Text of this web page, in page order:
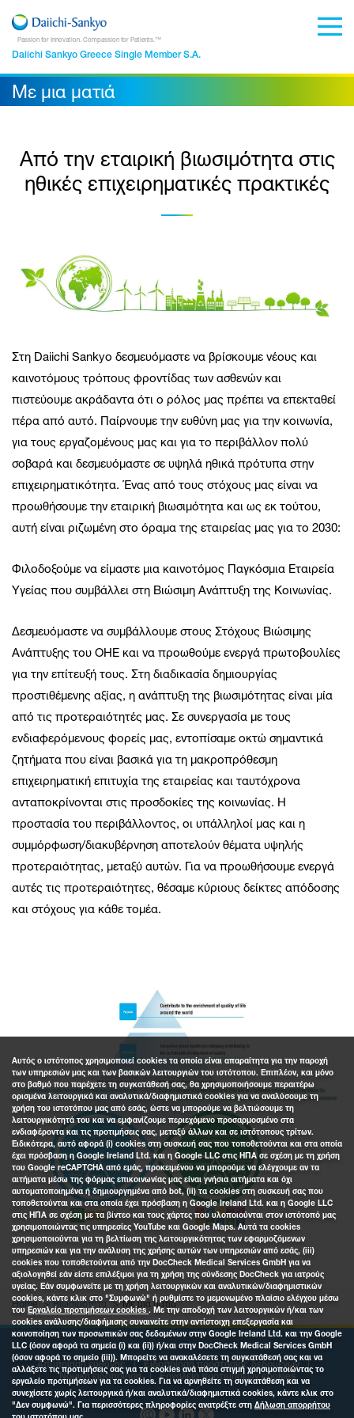
Passion for Innovation. Compassion for Patients.™
Daiichi Sankyo Greece Single Member S.A.
Με μια ματιά
Από την εταιρική βιωσιμότητα στις
ηθικές επιχειρηματικές πρακτικές
Στη Daiichi Sankyo δεσμευόμαστε να βρίσκουμε νέους και
καινοτόμους τρόπους φροντίδας των ασθενών και
πιστεύουμε ακράδαντα ότι ο ρόλος μας πρέπει να επεκταθεί
πέρα από αυτό. Παίρνουμε την ευθύνη μας για την κοινωνία,
για τους εργαζομένους μας και για το περιβάλλον πολύ
σοβαρά και δεσμευόμαστε σε υψηλά ηθικά πρότυπα στην
επιχειρηματικότητα. Ένας από τους στόχους μας είναι να
προωθήσουμε την εταιρική βιωσιμότητα και ως εκ τούτου,
αυτή είναι ριζωμένη στο όραμα της εταιρείας μας για το 2030:
Φιλοδοξούμε να είμαστε μια καινοτόμος Παγκόσμια Εταιρεία
Υγείας που συμβάλλει στη Βιώσιμη Ανάπτυξη της Κοινωνίας.
Δεσμευόμαστε να συμβάλλουμε στους Στόχους Βιώσιμης
Ανάπτυξης του ΟΗΕ και να προωθούμε ενεργά πρωτοβουλίες
για την επίτευξή τους. Στη διαδικασία δημιουργίας
προστιθέμενης αξίας, η ανάπτυξη της βιωσιμότητας είναι μία
από τις προτεραιότητές μας. Σε συνεργασία με τους
ενδιαφερόμενους φορείς μας, εντοπίσαμε οκτώ σημαντικά
ζητήματα που είναι βασικά για τη μακροπρόθεσμη
επιχειρηματική επιτυχία της εταιρείας και ταυτόχρονα
ανταποκρίνονται στις προσδοκίες της κοινωνίας. Η
προστασία του περιβάλλοντος, οι υπάλληλοί μας και η
συμμόρφωση/διακυβέρνηση αποτελούν θέματα υψηλής
προτεραιότητας, μεταξύ αυτών. Για να προωθήσουμε ενεργά
αυτές τις προτεραιότητες, θέσαμε κύριους δείκτες απόδοσης
και στόχους για κάθε τομέα.
Home Βιωσιμότητα Με μια ματιά
Αποποίηση ευθύνης
Ειδοποίηση προστασίας δεδομένων
Νομική ειδοποίηση
Εργαλείο προτιμήσεων cookies
Αυτός ο ιστότοπος χρησιμοποιεί cookies τα οποία είναι απαραίτητα για την παροχή
των υπηρεσιών μας και των βασικών λειτουργιών του ιστότοπου. Επιπλέον, και μόνο
στο βαθμό που παρέχετε τη συγκατάθεσή σας, θα χρησιμοποιήσουμε περαιτέρω
ορισμένα λειτουργικά και αναλυτικά/διαφημιστικά cookies για να αναλύσουμε τη
χρήση του ιστοτόπου μας από εσάς, ώστε να μπορούμε να βελτιώσουμε τη
λειτουργικότητά του και να εμφανίζουμε περιεχόμενο προσαρμοσμένο στα
ενδιαφέροντα και τις προτιμήσεις σας, μεταξύ άλλων και σε ιστότοπους τρίτων.
Ειδικότερα, αυτό αφορά (i) cookies στη συσκευή σας που τοποθετούνται και στα οποία
έχει πρόσβαση η Google Ireland Ltd. και η Google LLC στις ΗΠΑ σε σχέση με τη χρήση
του Google reCAPTCHA από εμάς, προκειμένου να μπορούμε να ελέγχουμε αν τα
αιτήματα μέσω της φόρμας επικοινωνίας μας είναι γνήσια αιτήματα και όχι
αυτοματοποιημένα ή δημιουργημένα από bot, (ii) τα cookies στη συσκευή σας που
τοποθετούνται και στα οποία έχει πρόσβαση η Google Ireland Ltd. και η Google LLC
στις ΗΠΑ σε σχέση με τα βίντεο και τους χάρτες που υλοποιούνται στον ιστότοπό μας
χρησιμοποιώντας τις υπηρεσίες YouTube και Google Maps. Αυτά τα cookies
χρησιμοποιούνται για τη βελτίωση της λειτουργικότητας των εφαρμοζόμενων
υπηρεσιών και για την ανάλυση της χρήσης αυτών των υπηρεσιών από εσάς, (iii)
cookies που τοποθετούνται από την DocCheck Medical Services GmbH για να
αξιολογηθεί εάν είστε επιλέξιμοι για τη χρήση της σύνδεσης DocCheck για ιατρούς
υγείας. Εάν συμφωνείτε με τη χρήση λειτουργικών και αναλυτικών/διαφημιστικών
cookies, κάντε κλικ στο "Συμφωνώ" ή ρυθμίστε το μεμονωμένο πλαίσιο ελέγχου μέσω
του Εργαλείο προτιμήσεων cookies . Με την αποδοχή των λειτουργικών ή/και των
cookies ανάλυσης/διαφήμισης συναινείτε στην αντίστοιχη επεξεργασία και
κοινοποίηση των προσωπικών σας δεδομένων στην Google Ireland Ltd. και την Google
LLC (όσον αφορά τα σημεία (i) και (ii)) ή/και στην DocCheck Medical Services GmbH
(όσον αφορά το σημείο (iii)). Μπορείτε να ανακαλέσετε τη συγκατάθεσή σας και να
αλλάξετε τις προτιμήσεις σας για τα cookies ανά πάσα στιγμή χρησιμοποιώντας το
εργαλείο προτιμήσεων για τα cookies. Για να αρνηθείτε τη συγκατάθεση και να
συνεχίσετε χωρίς λειτουργικά ή/και αναλυτικά/διαφημιστικά cookies, κάντε κλικ στο
"Δεν συμφωνώ". Για περισσότερες πληροφορίες ανατρέξτε στη Δήλωση απορρήτου